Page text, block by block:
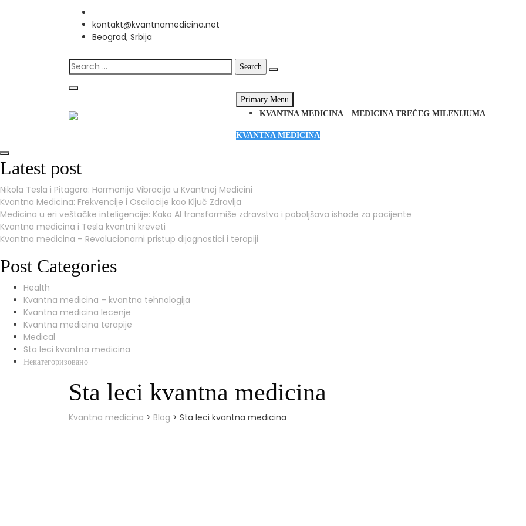
kontakt@kvantnamedicina.net
Beograd, Srbija
Search
for:
Primary Menu
KVANTNA MEDICINA – MEDICINA TREĆEG MILENIJUMA
KVANTNA MEDICINA
Latest post
Nikola Tesla i Pitagora: Harmonija Vibracija u Kvantnoj Medicini
Kvantna Medicina: Frekvencije i Oscilacije kao Ključ Zdravlja
Medicina u eri veštačke inteligencije: Kako AI transformiše zdravstvo i poboljšava ishode za pacijente
Kvantna medicina i Tesla kvantni kreveti
Kvantna medicina – Revolucionarni pristup dijagnostici i terapiji
Post Categories
Health
Kvantna medicina – kvantna tehnologija
Kvantna medicina lecenje
Kvantna medicina terapije
Medical
Sta leci kvantna medicina
Некатегоризовано
Sta leci kvantna medicina
Kvantna medicina > Blog > Sta leci kvantna medicina